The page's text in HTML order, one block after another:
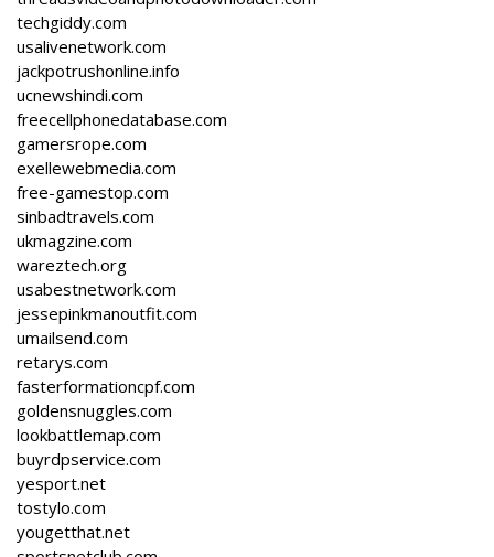
techgiddy.com
usalivenetwork.com
jackpotrushonline.info
ucnewshindi.com
freecellphonedatabase.com
gamersrope.com
exellewebmedia.com
free-gamestop.com
sinbadtravels.com
ukmagzine.com
wareztech.org
usabestnetwork.com
jessepinkmanoutfit.com
umailsend.com
retarys.com
fasterformationcpf.com
goldensnuggles.com
lookbattlemap.com
buyrdpservice.com
yesport.net
tostylo.com
yougetthat.net